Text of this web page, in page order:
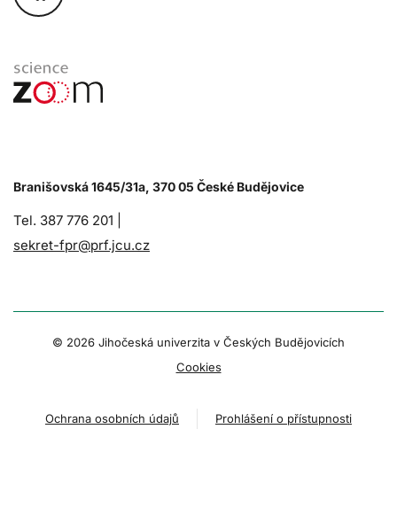
Branišovská 1645/31a, 370 05 České Budějovice
Tel. 387 776 201 |
sekret-fpr@prf.jcu.cz
© 2026 Jihočeská univerzita v Českých Budějovicích
Cookies
Ochrana osobních údajů Prohlášení o přístupnosti